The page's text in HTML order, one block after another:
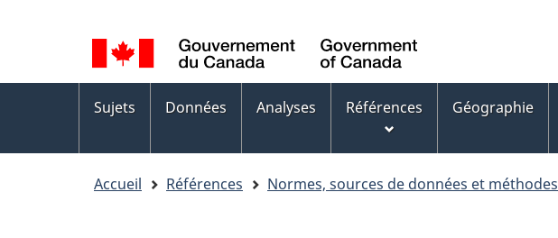
de
la
langue
Language
switcher
Menus
des
sujets
Sujets Données Analyses Références Géographie
Accueil Références Normes, sources de données et méthodes